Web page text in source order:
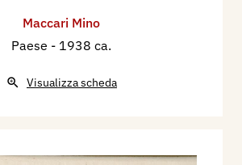
Maccari Mino
Paese - 1938 ca.
Visualizza scheda